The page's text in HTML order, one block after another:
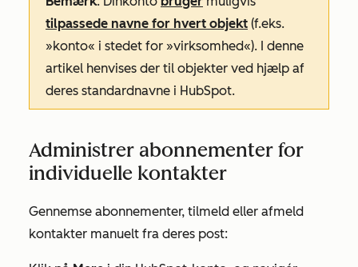
tilpassede navne for hvert objekt (f.eks.
»konto« i stedet for »virksomhed«). I denne
artikel henvises der til objekter ved hjælp af
deres standardnavne i HubSpot.
Administrer abonnementer for
individuelle kontakter
Gennemse abonnementer, tilmeld eller afmeld
kontakter manuelt fra deres post: